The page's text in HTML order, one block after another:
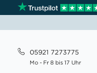
05921 7273775
Mo - Fr 8 bis 17 Uhr